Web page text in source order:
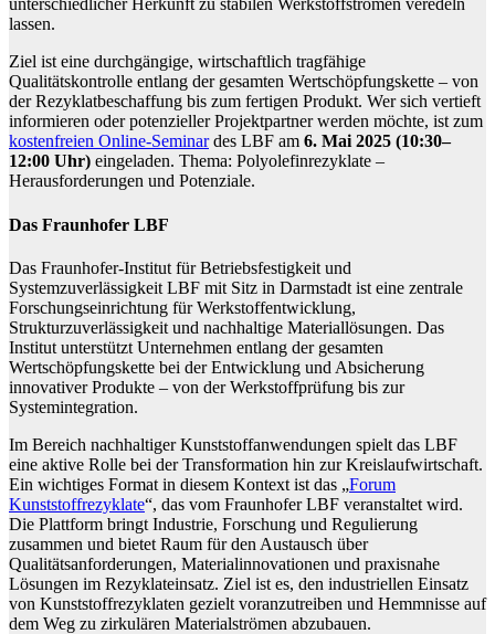
unterschiedlicher Herkunft zu stabilen Werkstoffströmen veredeln
lassen.
Ziel ist eine durchgängige, wirtschaftlich tragfähige
Qualitätskontrolle entlang der gesamten Wertschöpfungskette – von
der Rezyklatbeschaffung bis zum fertigen Produkt. Wer sich vertieft
informieren oder potenzieller Projektpartner werden möchte, ist zum
kostenfreien Online-Seminardes LBF am 6. Mai 2025 (10:30–
12:00 Uhr) eingeladen. Thema: Polyolefinrezyklate –
Herausforderungen und Potenziale.
Das Fraunhofer LBF
Das Fraunhofer-Institut für Betriebsfestigkeit und
Systemzuverlässigkeit LBF mit Sitz in Darmstadt ist eine zentrale
Forschungseinrichtung für Werkstoffentwicklung,
Strukturzuverlässigkeit und nachhaltige Materiallösungen. Das
Institut unterstützt Unternehmen entlang der gesamten
Wertschöpfungskette bei der Entwicklung und Absicherung
innovativer Produkte – von der Werkstoffprüfung bis zur
Systemintegration.
Im Bereich nachhaltiger Kunststoffanwendungen spielt das LBF
eine aktive Rolle bei der Transformation hin zur Kreislaufwirtschaft.
Ein wichtiges Format in diesem Kontext ist das „Forum
Kunststoffrezyklate“, das vom Fraunhofer LBF veranstaltet wird.
Die Plattform bringt Industrie, Forschung und Regulierung
zusammen und bietet Raum für den Austausch über
Qualitätsanforderungen, Materialinnovationen und praxisnahe
Lösungen im Rezyklateinsatz. Ziel ist es, den industriellen Einsatz
von Kunststoffrezyklaten gezielt voranzutreiben und Hemmnisse auf
dem Weg zu zirkulären Materialströmen abzubauen.